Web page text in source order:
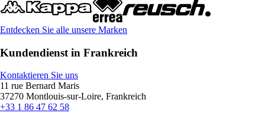
Entdecken Sie alle unsere Marken
Kundendienst in Frankreich
Kontaktieren Sie uns
11 rue Bernard Maris
37270 Montlouis-sur-Loire, Frankreich
+33 1 86 47 62 58